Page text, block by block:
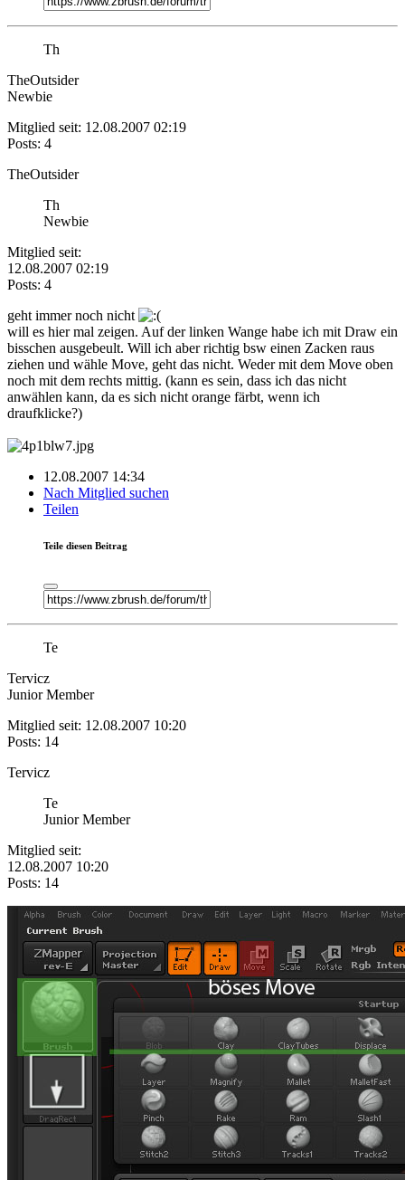
Th
TheOutsider
Newbie
Mitglied seit: 12.08.2007 02:19
Posts: 4
TheOutsider
Th
Newbie
Mitglied seit:
12.08.2007 02:19
Posts: 4
geht immer noch nicht
will es hier mal zeigen. Auf der linken Wange habe ich mit Draw ein
bisschen ausgebeult. Will ich aber richtig bsw einen Zacken raus
ziehen und wähle Move, geht das nicht. Weder mit dem Move oben
noch mit dem rechts mittig. (kann es sein, dass ich das nicht
anwählen kann, da es sich nicht orange färbt, wenn ich
draufklicke?)
12.08.2007 14:34
Nach Mitglied suchen
Teilen
Teile diesen Beitrag
Te
Tervicz
Junior Member
Mitglied seit: 12.08.2007 10:20
Posts: 14
Tervicz
Te
Junior Member
Mitglied seit:
12.08.2007 10:20
Posts: 14